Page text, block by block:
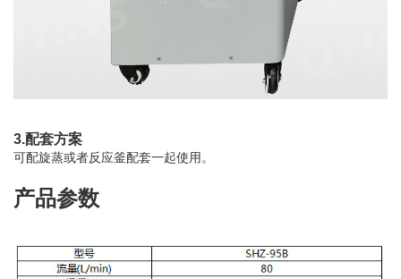
3.配套方案
可配旋蒸或者反应釜配套一起使用。
产品参数